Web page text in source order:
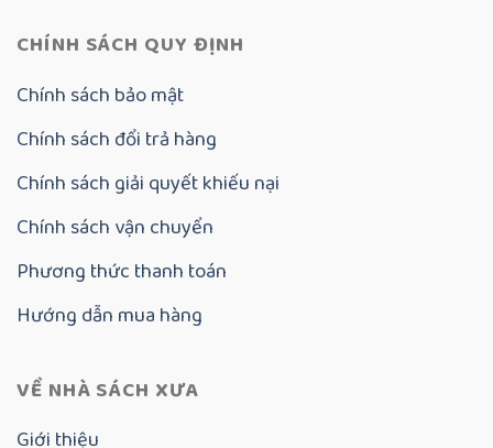
CHÍNH SÁCH QUY ĐỊNH
Chính sách bảo mật
Chính sách đổi trả hàng
Chính sách giải quyết khiếu nại
Chính sách vận chuyển
Phương thức thanh toán
Hướng dẫn mua hàng
VỀ NHÀ SÁCH XƯA
Giới thiệu